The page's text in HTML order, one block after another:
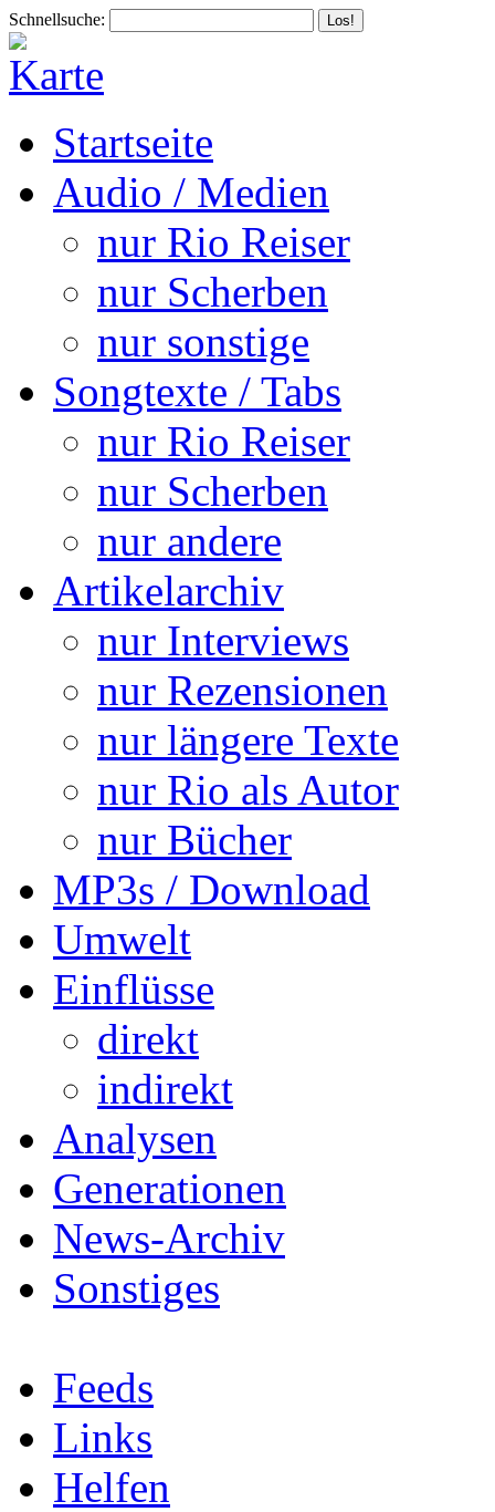
Schnellsuche:
Startseite
Audio / Medien
nur Rio Reiser
nur Scherben
nur sonstige
Songtexte / Tabs
nur Rio Reiser
nur Scherben
nur andere
Artikelarchiv
nur Interviews
nur Rezensionen
nur längere Texte
nur Rio als Autor
nur Bücher
MP3s / Download
Umwelt
Einflüsse
direkt
indirekt
Analysen
Generationen
News-Archiv
Sonstiges
Feeds
Links
Helfen